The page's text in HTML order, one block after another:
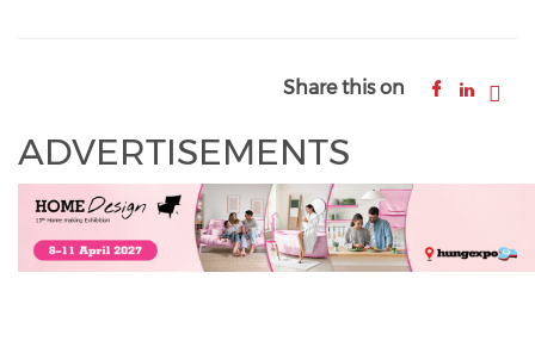
Share this on
ADVERTISEMENTS